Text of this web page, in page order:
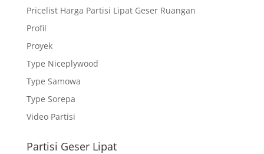
Pricelist Harga Partisi Lipat Geser Ruangan
Profil
Proyek
Type Niceplywood
Type Samowa
Type Sorepa
Video Partisi
Partisi Geser Lipat